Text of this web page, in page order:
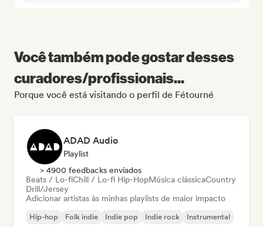
Você também pode gostar desses
curadores/profissionais...
Porque você está visitando o perfil de Fétourné
ADAD Audio
Playlist
> 4900 feedbacks enviados
Beats / Lo-fiChill / Lo-fi Hip-HopMúsica clássicaCountry
Drill/Jersey
Adicionar artistas às minhas playlists de maior impacto
Hip-hop Folk indie Indie pop Indie rock
Instrumental